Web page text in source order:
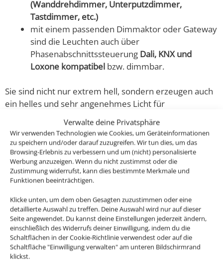
Verwalte deine Privatsphäre
Wir verwenden Technologien wie Cookies, um Geräteinformationen
zu speichern und/oder darauf zuzugreifen. Wir tun dies, um das
Browsing-Erlebnis zu verbessern und um (nicht) personalisierte
Werbung anzuzeigen. Wenn du nicht zustimmst oder die
Zustimmung widerrufst, kann dies bestimmte Merkmale und
Funktionen beeinträchtigen.
Klicke unten, um dem oben Gesagten zuzustimmen oder eine
detaillierte Auswahl zu treffen. Deine Auswahl wird nur auf dieser
Seite angewendet. Du kannst deine Einstellungen jederzeit ändern,
einschließlich des Widerrufs deiner Einwilligung, indem du die
Schaltflächen in der Cookie-Richtlinie verwendest oder auf die
Schaltfläche "Einwilligung verwalten" am unteren Bildschirmrand
klickst.
(Wanddrehdimmer, Unterputzdimmer,
Tastdimmer, etc.)
mit einem passenden Dimmaktor oder Gateway
sind die Leuchten auch über
Phasenabschnittssteuerung Dali, KNX und
Loxone kompatibel bzw. dimmbar.
Sie sind nicht nur extrem hell, sondern erzeugen auch
ein helles und sehr angenehmes Licht für
deine Wohnräume und das mit 80-90% weniger
Energieverbrauch im Gegensatz zu den alten
Halogenlampen.
Passendes Zubehör:
Funkdimmer
Zigbee / Philips Hue
Passen in alle Luxvenum Einbaurahmen / Leuchten,
Standard Einbaurahmen anderer Hersteller oder auch